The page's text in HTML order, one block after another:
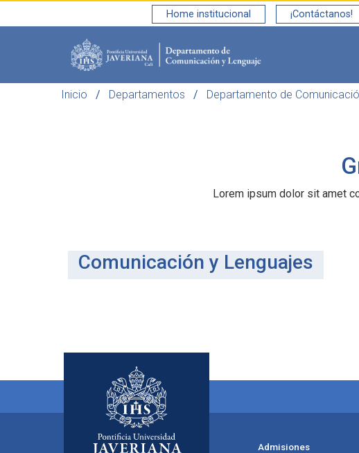
Home institucional ¡Contáctanos!
Inicio Departamentos Departamento de
Lorem ipsum dolor sit amet
Comunicación y Lenguajes
Menú principal del footer
Admisiones